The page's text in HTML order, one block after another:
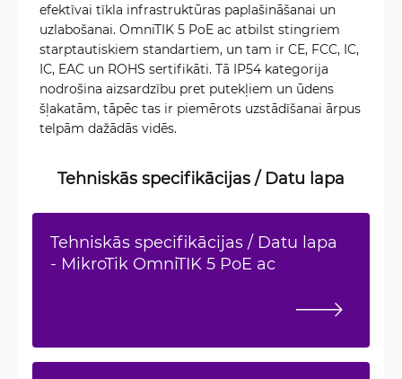
efektīvai tīkla infrastruktūras paplašināšanai un
uzlabošanai. OmniTIK 5 PoE ac atbilst stingriem
starptautiskiem standartiem, un tam ir CE, FCC, IC,
IC, EAC un ROHS sertifikāti. Tā IP54 kategorija
nodrošina aizsardzību pret putekļiem un ūdens
šļakatām, tāpēc tas ir piemērots uzstādīšanai ārpus
telpām dažādās vidēs.
Tehniskās specifikācijas / Datu lapa
Tehniskās specifikācijas / Datu lapa
- MikroTik OmniTIK 5 PoE ac